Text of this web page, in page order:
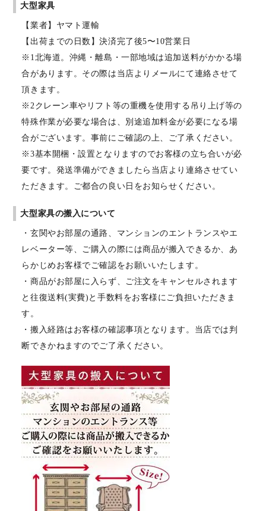
大型家具
【業者】ヤマト運輸
【出荷までの日数】決済完了後5〜10営業日
※1北海道。沖縄・離島・一部地域は追加送料がかかる場
合があります。その際は当店よりメールにて連絡させて
頂きます。
※2クレーン車やリフト等の重機を使用する吊り上げ等の
特殊作業が必要な場合は、別途追加料金が必要になる場
合がございます。事前にご確認の上、ご了承ください。
※3基本開梱・設置となりますのでお客様の立ち合いが必
要です。発送準備ができましたら当店より連絡させてい
ただきます。ご都合の良い日をお知らせください。
大型家具の搬入について
・玄関やお部屋の通路、マンションのエントランスやエ
レベーター等、ご購入の際には商品が搬入できるか、あ
らかじめお客様でご確認をお願いいたします。
・商品がお部屋に入らず、ご注文をキャンセルされます
と往復送料(実費)と手数料をお客様にご負担いただきま
す。
・搬入経路はお客様の確認事項となります。当店では判
断できかねますのでご了承ください。